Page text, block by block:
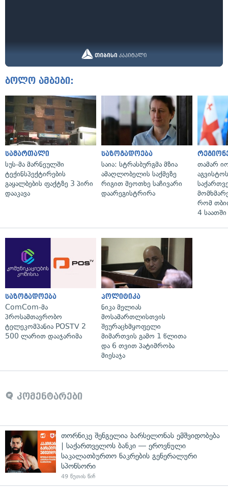
ბოლო ამბები:
სამართალი
სუს-მა მარნეულში
ტექინსპექტირების
გაყალბების ფაქტზე 3 პირი
დააკავა
საზოგადოება
საია: სტრასბურგმა მზია
ამაღლობელის საქმეზე
რიგით მეოთხე საჩივარი
დაარეგისტრირა
თამარ
რომ
4
საზოგადოება
ComCom-მა
პროსამთავრობო
ტელეკომპანია POSTV 2
500 ლარით დააჯარიმა
პოლიტიკა
ნიკა მელიას
მოსამართლისთვის
შეურაცხმყოფელი
მიმართვის გამო 1 წლითა
და 6 თვით პატიმრობა
მიესაჯა
კომენტარები
თორნიკე შენგელია ბარსელონას ემშვიდობება
| საქართველოს ბანკი — ეროვნული
საკალათბურთო ნაკრების გენერალური
სპონსორი
49 წუთის წინ